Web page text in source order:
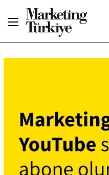
Dergiler
Etkinlikler